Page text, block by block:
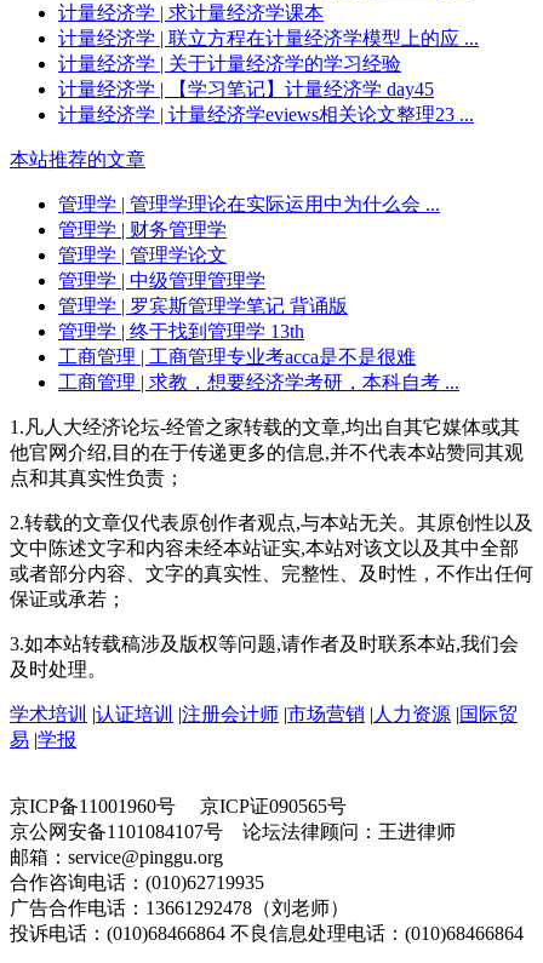
计量经济学 | 求计量经济学课本
计量经济学 | 联立方程在计量经济学模型上的应 ...
计量经济学 | 关于计量经济学的学习经验
计量经济学 | 【学习笔记】计量经济学 day45
计量经济学 | 计量经济学eviews相关论文整理23 ...
本站推荐的文章
管理学 | 管理学理论在实际运用中为什么会 ...
管理学 | 财务管理学
管理学 | 管理学论文
管理学 | 中级管理管理学
管理学 | 罗宾斯管理学笔记 背诵版
管理学 | 终于找到管理学 13th
工商管理 | 工商管理专业考acca是不是很难
工商管理 | 求教，想要经济学考研，本科自考 ...
1.凡人大经济论坛-经管之家转载的文章,均出自其它媒体或其
他官网介绍,目的在于传递更多的信息,并不代表本站赞同其观
点和其真实性负责；
2.转载的文章仅代表原创作者观点,与本站无关。其原创性以及
文中陈述文字和内容未经本站证实,本站对该文以及其中全部
或者部分内容、文字的真实性、完整性、及时性，不作出任何
保证或承若；
3.如本站转载稿涉及版权等问题,请作者及时联系本站,我们会
及时处理。
学术培训 |认证培训 |注册会计师 |市场营销 | 人力资源 |国际贸
易 |学报
京ICP备11001960号 京ICP证090565号
京公网安备1101084107号 论坛法律顾问：王进律师
邮箱：service@pinggu.org
合作咨询电话：(010)62719935
广告合作电话：13661292478（刘老师）
投诉电话：(010)68466864 不良信息处理电话：(010)68466864